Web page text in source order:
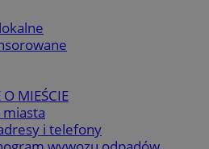
MIEŚCIE
i telefony